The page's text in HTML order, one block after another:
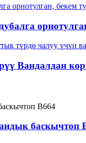
Вандалдан
баскычтоп